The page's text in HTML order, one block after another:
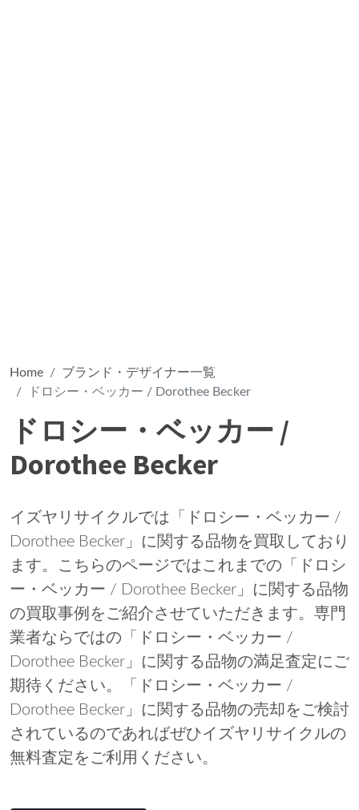
Home
ブランド・デザイナー一覧
ドロシー・ベッカー / Dorothee Becker
ドロシー・ベッカー /
Dorothee Becker
イズヤリサイクルでは「ドロシー・ベッカー /
Dorothee Becker」に関する品物を買取しており
ます。こちらのページではこれまでの「ドロシ
ー・ベッカー / Dorothee Becker」に関する品物
の買取事例をご紹介させていただきます。専門
業者ならではの「ドロシー・ベッカー /
Dorothee Becker」に関する品物の満足査定にご
期待ください。「ドロシー・ベッカー /
Dorothee Becker」に関する品物の売却をご検討
されているのであればぜひイズヤリサイクルの
無料査定をご利用ください。